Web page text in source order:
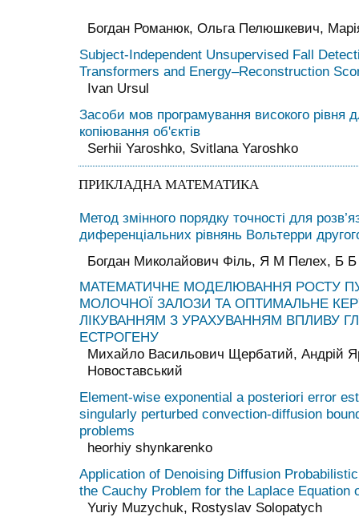
Богдан Романюк, Ольга Пелюшкевич,
Subject-Independent Unsupervised Fall
Transformers and Energy–Reconstruction
Ivan Ursul
Засоби мов програмування високого рівня
копіювання об'єктів
Serhii Yaroshko, Svitlana Yaroshko
ПРИКЛАДНА МАТЕМАТИКА
Метод змінного порядку точності для
диференціальних рівнянь Вольтерри
Богдан Миколайович Філь, Я М Пелех, Б Б
МАТЕМАТИЧНЕ МОДЕЛЮВАННЯ РОСТУ
МОЛОЧНОЇ ЗАЛОЗИ ТА ОПТИМАЛЬНЕ
ЛІКУВАННЯМ З УРАХУВАННЯМ ВПЛИВУ
ЕСТРОГЕНУ
Михайло Васильович Щербатий, Андрій
Новоставський
Element-wise exponential a posteriori error
singularly perturbed convection-diffusion
problems
heorhiy shynkarenko
Application of Denoising Diffusion
the Cauchy Problem for the Laplace Equation
Yuriy Muzychuk, Rostyslav Solopatych